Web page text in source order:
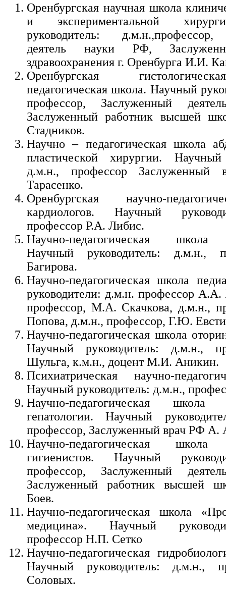
Оренбургская научная школа
и экспериментальной
руководитель:
деятель науки РФ,
здравоохранения г. Оренбурга И.И.
Оренбургская
педагогическая школа. Научный
профессор, Заслуженный
Заслуженный работник высшей
Стадников.
Научно – педагогическая школа
пластической хирургии. Научный
д.м.н., профессор
Тарасенко.
Оренбургская научно-
кардиологов. Научный
профессор Р.А. Либис.
Научно-педагогическая школа
Научный руководитель: д.м.н.,
Багирова.
Научно-педагогическая школа
руководители: д.м.н. профессор А.А.
профессор, М.А. Скачкова, д.м.н.,
Попова, д.м.н., профессор, Г.Ю.
Научно-педагогическая школа
Научный руководитель: д.м.н.,
Шульга, к.м.н., доцент М.И. Аникин.
Психиатрическая научно-
Научный руководитель: д.м.н.,
Научно-педагогическая школа
гепатологии. Научный
профессор, Заслуженный врач РФ А.
Научно-педагогическая школа
гигиенистов. Научный
профессор, Заслуженный
Заслуженный работник высшей
Боев.
Научно-педагогическая школа
медицина». Научный
профессор Н.П. Сетко
Научно-педагогическая
Научный руководитель: д.м.н.,
Соловых.